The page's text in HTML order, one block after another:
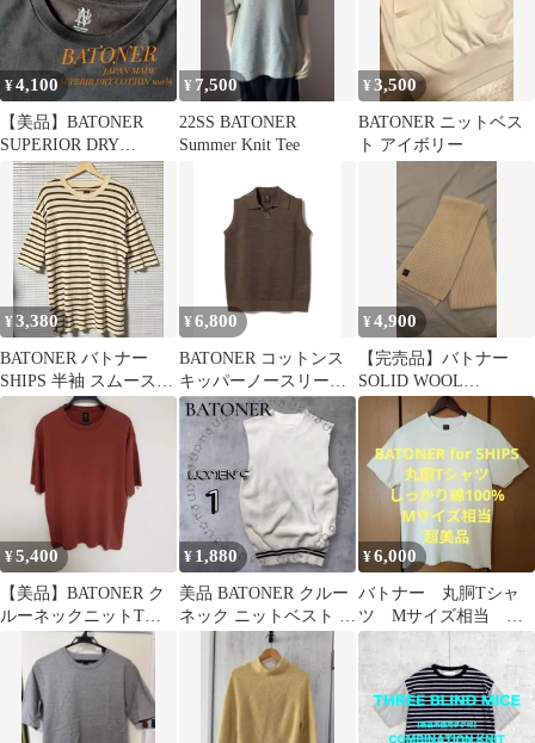
¥4,100
【美品】BATONER
SUPERIOR DRY
COTTON Tシャツ 黒 4
¥ 7,500
22SS BATONER
Summer Knit Tee
¥3,500
BATONER ニットベス
ト アイボリー
¥3,380
BATONER バトナー
SHIPS 半袖 スムース
ニット ボーダーTシャ
¥6,800
BATONER コットンス
キッパーノースリーブ
ニット
¥4,900
【完売品】バトナー
SOLID WOOL
MUFFLER
¥5,400
【美品】BATONER ク
ルーネックニットTシ
ャツ BN-18SM-022
¥ 1,880
美品 BATONER クルー
ネック ニットベスト ホ
ワイト レディース サイ
¥6,000
バトナー 丸胴Tシャ
ツ Mサイズ相当 綿
100% しっかり生地